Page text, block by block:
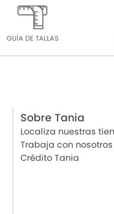
GUÍA DE TALLAS
Sobre Tania
Localiza nuestras
Trabaja con nosotros
Crédito Tania